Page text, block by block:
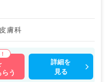
膚科
う
詳細を
見る